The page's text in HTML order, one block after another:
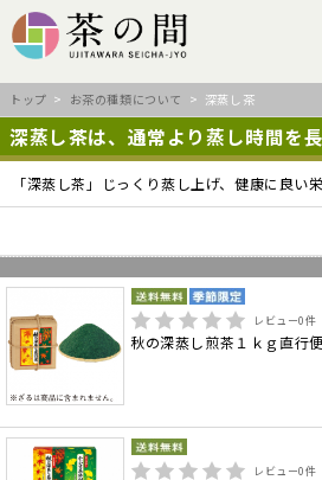
トップ > お茶の種類について > 深蒸し茶
深蒸し茶は、通常より蒸し時間を
「深蒸し茶」じっくり蒸し上げ、健康に良い
レビュー0件
秋の深蒸し煎茶１ｋｇ直行便
レビュー0件